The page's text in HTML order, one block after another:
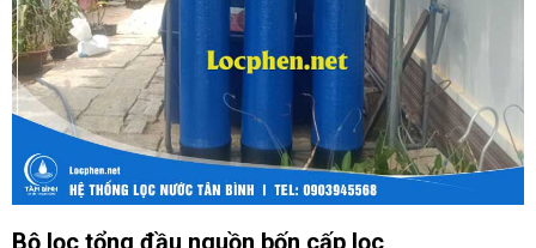
Bộ lọc tổng đầu nguồn bốn cấp lọc